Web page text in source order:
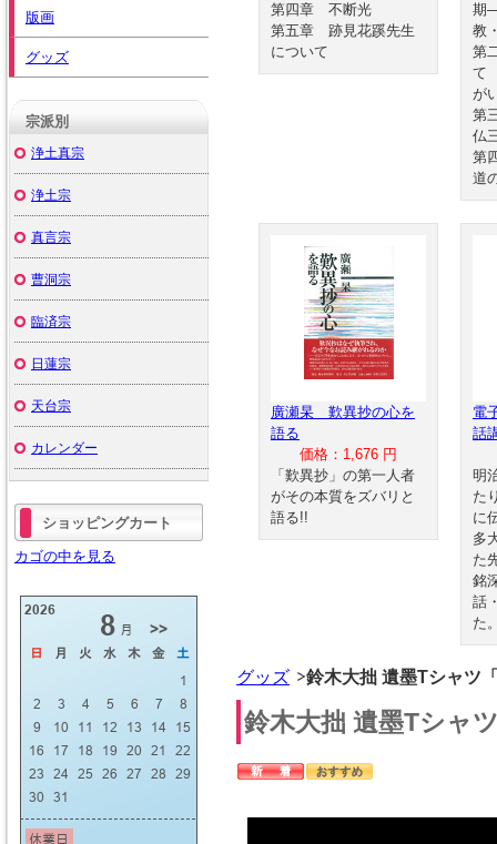
第四章 不断光
第五章 跡見花蹊先生
について
期
教
第
て
が
第
仏
第
道
廣瀬杲 歎異抄の心を
語る
価格：1,676 円
「歎異抄」の第一人者
がその本質をズバリと
語る!!
電
話
明
た
に
多
た
銘
話
た
グッズ 鈴木大拙 遺墨Tシャツ
鈴木大拙 遺墨Tシャ
版画
グッズ
宗派別
浄土真宗
浄土宗
真言宗
曹洞宗
臨済宗
日蓮宗
天台宗
カレンダー
ショッピングカート
カゴの中を見る